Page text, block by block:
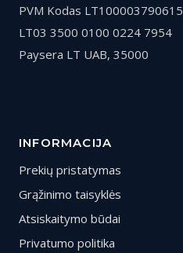
PVM Kodas LT100003790615
LT03 3500 0100 0224 7954
Paysera LT UAB, 35000
INFORMACIJA
Prekių pristatymas
Grąžinimo taisyklės
Atsiskaitymo būdai
Privatumo politika